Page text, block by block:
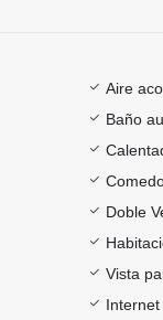
Aire
Baño
Doble
Vista
Internet